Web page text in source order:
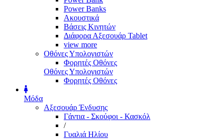
Power Banks
Ακουστικά
Βάσεις Κινητών
Διάφορα Αξεσουάρ Tablet
view more
Οθόνες Υπολογιστών
Φορητές Οθόνες
Οθόνες Υπολογιστών
Φορητές Οθόνες
Μόδα
Αξεσουάρ Ένδυσης
Γάντια - Σκούφοι - Κασκόλ
/
Γυαλιά Ηλίου